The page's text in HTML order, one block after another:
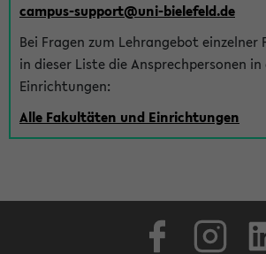
campus-support@uni-bielefeld.de
Bei Fragen zum Lehrangebot einzelner
in dieser Liste die Ansprechpersonen in
Einrichtungen:
Alle Fakultäten und Einrichtungen